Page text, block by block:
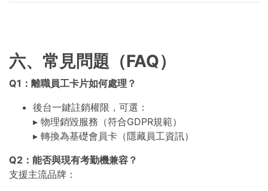
六、常見問題（FAQ）
Q1：離職員工卡片如何處理？
後台一鍵註銷權限，可選：
▸ 物理銷毀服務（符合GDPR規範）
▸ 轉換為基礎會員卡（隱藏員工資訊）
Q2：能否與現有考勤機兼容？
支援主流品牌：